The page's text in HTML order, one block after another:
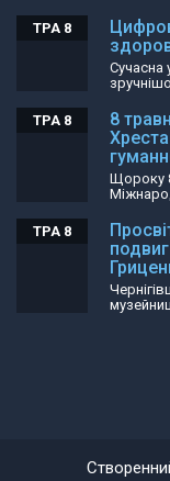
ТРА 8
Сучасна
8
ТРА 8
Щороку
ТРА 8